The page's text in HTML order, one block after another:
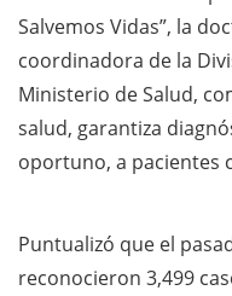
Salvemos Vidas”, la
coordinadora de la
Ministerio de Salud,
salud, garantiza
oportuno, a pacientes
Puntualizó que el
reconocieron 3,499